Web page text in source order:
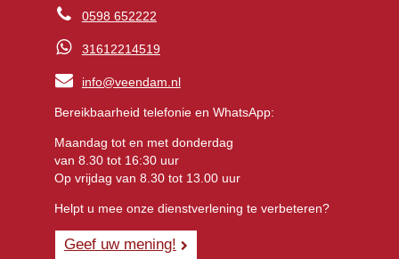
0598 652222
31612214519
info@veendam.nl
Bereikbaarheid telefonie en WhatsApp:
Maandag tot en met donderdag
van 8.30 tot 16:30 uur
Op vrijdag van 8.30 tot 13.00 uur
Helpt u mee onze dienstverlening te verbeteren?
Geef uw mening!